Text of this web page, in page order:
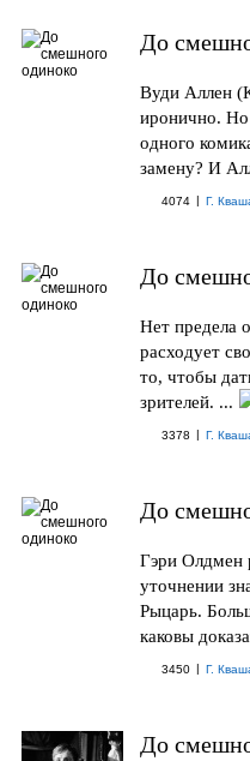
До
Вуди Аллен
иронично. Но
одного
замену? И
4074 | Г.
До
Нет предела
расходует
то, чтобы
зрителей. ...
3378 | Г.
До
Гэри Олдмен
уточнении
Рыцарь.
каковы
3450 | Г.
До